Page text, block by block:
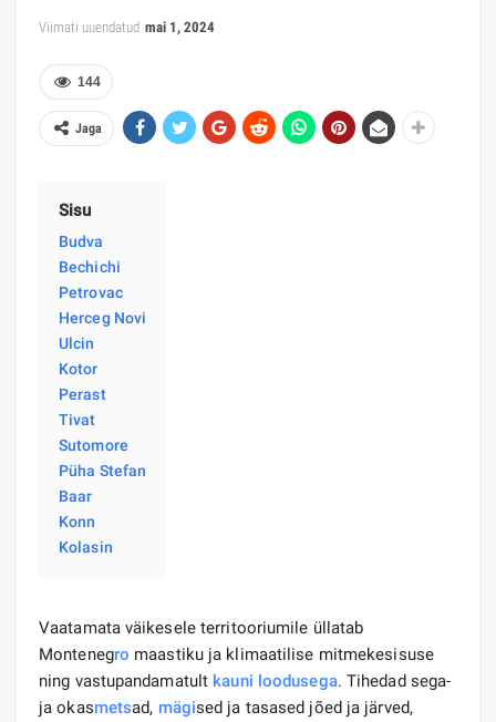
Viimati uuendatud mai 1, 2024
144
Jaga
Sisu
Budva
Bechichi
Petrovac
Herceg Novi
Ulcin
Kotor
Perast
Tivat
Sutomore
Püha Stefan
Baar
Konn
Kolasin
Vaatamata väikesele territooriumile üllatab
Montenegro maastiku ja klimaatilise mitmekesisuse
ning vastupandamatult kauni loodusega. Tihedad sega-
ja okasmetsad, mägised ja tasased jõed ja järved,